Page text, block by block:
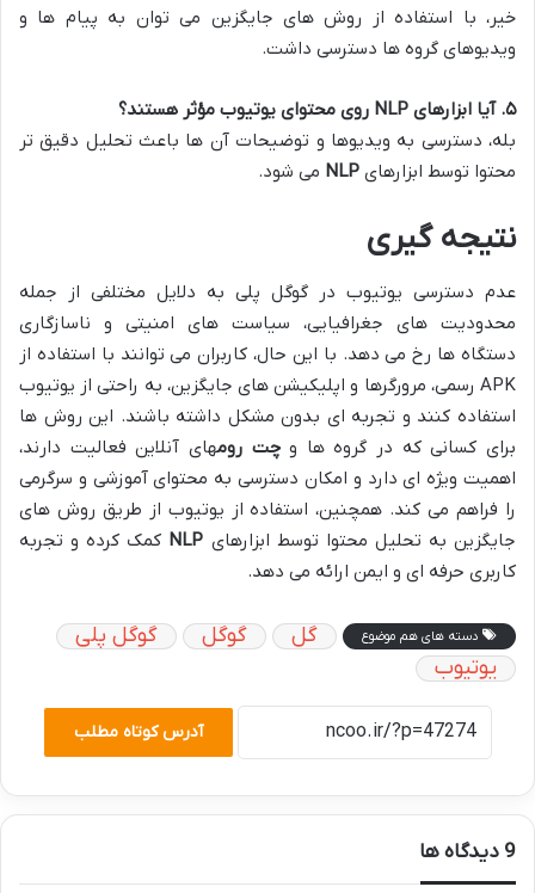
خیر، با استفاده از روش های جایگزین می توان به پیام ها و
ویدیوهای گروه ها دسترسی داشت.
۵. آیا ابزارهای NLP روی محتوای یوتیوب مؤثر هستند؟
بله، دسترسی به ویدیوها و توضیحات آن ها باعث تحلیل دقیق تر
محتوا توسط ابزارهای NLP می شود.
نتیجه گیری
عدم دسترسی یوتیوب در گوگل پلی به دلایل مختلفی از جمله
محدودیت های جغرافیایی، سیاست های امنیتی و ناسازگاری
دستگاه ها رخ می دهد. با این حال، کاربران می توانند با استفاده از
APK رسمی، مرورگرها و اپلیکیشن های جایگزین، به راحتی از یوتیوب
استفاده کنند و تجربه ای بدون مشکل داشته باشند. این روش ها
برای کسانی که در گروه ها وچت رومهای آنلاین فعالیت دارند،
اهمیت ویژه ای دارد و امکان دسترسی به محتوای آموزشی و سرگرمی
را فراهم می کند. همچنین، استفاده از یوتیوب از طریق روش های
جایگزین به تحلیل محتوا توسط ابزارهای NLP کمک کرده و تجربه
کاربری حرفه ای و ایمن ارائه می دهد.
دسته های هم موضوع گل گوگل
گوگل پلی
یوتیوب
آدرس کوتاه مطلب
‫9 دیدگاه ها